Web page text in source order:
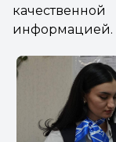
информацией.